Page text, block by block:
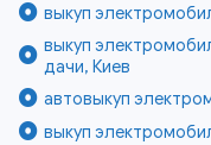
выкуп
выкуп
дачи, Киев
автовыкуп
выкуп